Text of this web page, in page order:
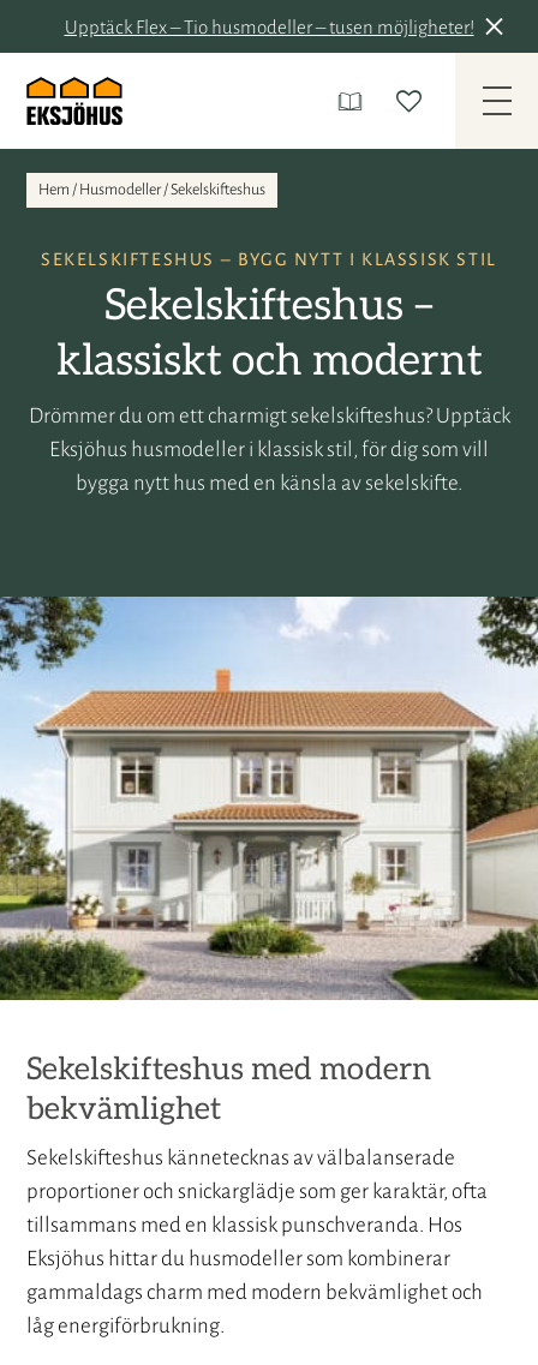
Upptäck Flex – Tio husmodeller – tusen möjligheter!
Hem / Husmodeller/Sekelskifteshus
Sekelskifteshus –
klassiskt och modernt
SEKELSKIFTESHUS – BYGG NYTT I KLASSISK STIL
Drömmer du om ett charmigt sekelskifteshus? Upptäck
Eksjöhus husmodeller i klassisk stil, för dig som vill
bygga nytt hus med en känsla av sekelskifte.
Sekelskifteshus med modern
bekvämlighet
Sekelskifteshus kännetecknas av välbalanserade
proportioner och snickarglädje som ger karaktär, ofta
tillsammans med en klassisk punschveranda. Hos
Eksjöhus hittar du husmodeller som kombinerar
gammaldags charm med modern bekvämlighet och
låg energiförbrukning.